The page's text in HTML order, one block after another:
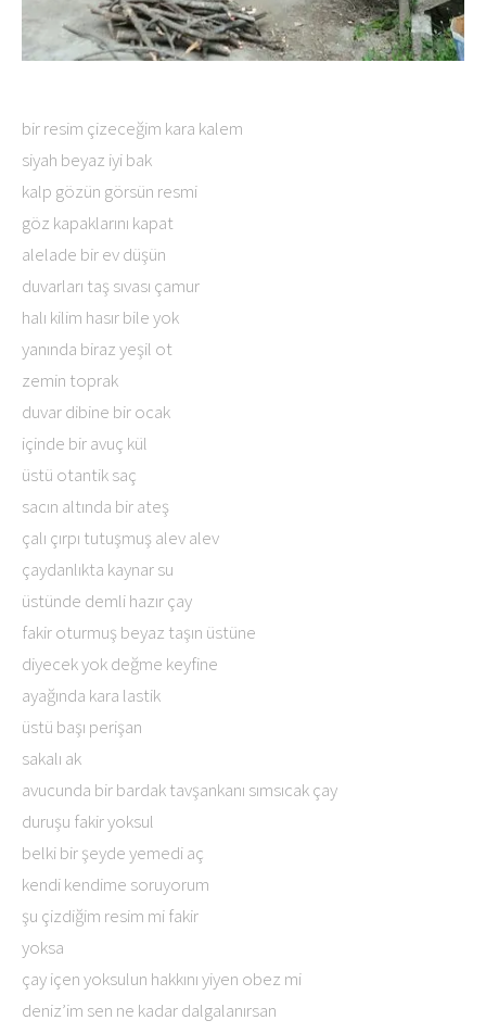
bir resim çizeceğim kara kalem
siyah beyaz iyi bak
kalp gözün görsün resmi
göz kapaklarını kapat
alelade bir ev düşün
duvarları taş sıvası çamur
halı kilim hasır bile yok
yanında biraz yeşil ot
zemin toprak
duvar dibine bir ocak
içinde bir avuç kül
üstü otantik saç
sacın altında bir ateş
çalı çırpı tutuşmuş alev alev
çaydanlıkta kaynar su
üstünde demli hazır çay
fakir oturmuş beyaz taşın üstüne
diyecek yok değme keyfine
ayağında kara lastik
üstü başı perişan
sakalı ak
avucunda bir bardak tavşankanı sımsıcak çay
duruşu fakir yoksul
belki bir şeyde yemedi aç
kendi kendime soruyorum
şu çizdiğim resim mi fakir
yoksa
çay içen yoksulun hakkını yiyen obez mi
deniz’im sen ne kadar dalgalanırsan